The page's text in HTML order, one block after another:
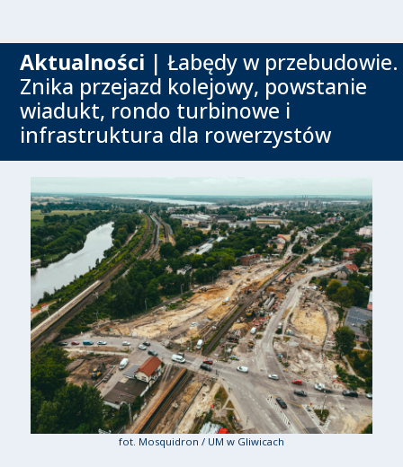
Aktualności | Łabędy w przebudowie.
Znika przejazd kolejowy, powstanie
wiadukt, rondo turbinowe i
infrastruktura dla rowerzystów
fot. Mosquidron / UM w Gliwicach